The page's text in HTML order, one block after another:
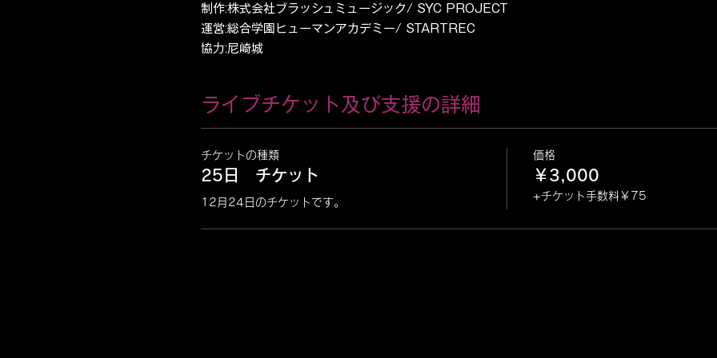
制作:株式会社ブラッシュミュージック/ SYC PROJECT
運営:総合学園ヒューマンアカデミー/ STARTREC
協力:尼崎城
ライブチケット及び支援の詳細
チケットの種類
25日 チケット
12月24日のチケットです。
価格
￥3,000
+チケット手数料￥75